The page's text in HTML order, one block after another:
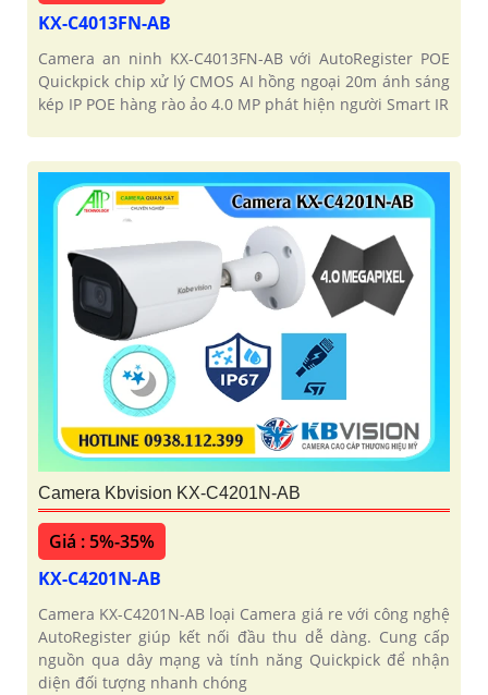
KX-C4013FN-AB
Camera an ninh KX-C4013FN-AB với AutoRegister POE
Quickpick chip xử lý CMOS AI hồng ngoại 20m ánh sáng
kép IP POE hàng rào ảo 4.0 MP phát hiện người Smart IR
Camera Kbvision KX-C4201N-AB
Giá : 5%-35%
KX-C4201N-AB
Camera KX-C4201N-AB loại Camera giá re với công nghệ
AutoRegister giúp kết nối đầu thu dễ dàng. Cung cấp
nguồn qua dây mạng và tính năng Quickpick để nhận
diện đối tượng nhanh chóng